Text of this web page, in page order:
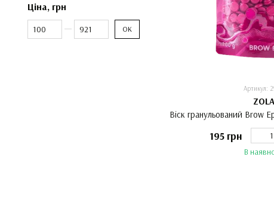
Артикул:
ZOLA
Віск гранульований Brow
195 грн
В
Ціна, грн
Від Ціна, грн
До Ціна, грн ОК